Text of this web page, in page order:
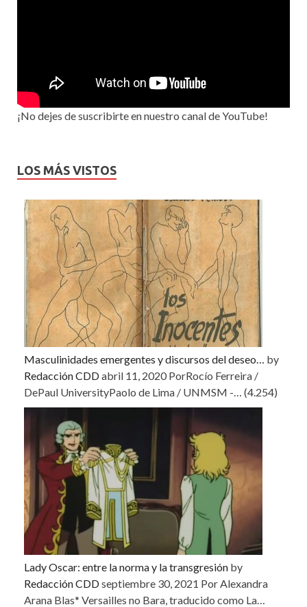
¡No dejes de suscribirte en nuestro canal de YouTube!
LOS MÁS VISTOS
Masculinidades emergentes y discursos del deseo… by
Redacción CDDabril 11, 2020 PorRocío Ferreira /
DePaul UniversityPaolo de Lima / UNMSM -… (4.254)
Lady Oscar: entre la norma y la transgresión by
Redacción CDDseptiembre 30, 2021 Por Alexandra
Arana Blas* Versailles no Bara, traducido como La…